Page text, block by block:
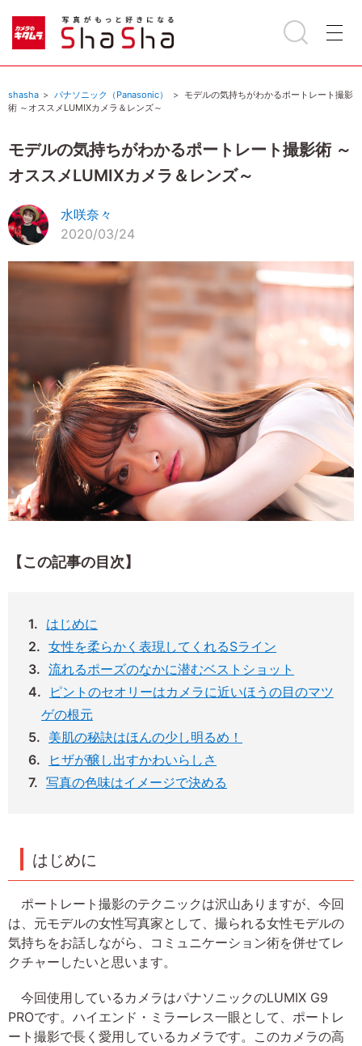
shasha パナソニック（Panasonic）
モデルの気持ちがわかるポートレート撮影
術 ～オススメLUMIXカメラ＆レンズ～
モデルの気持ちがわかるポートレート撮影術 ～
オススメLUMIXカメラ＆レンズ～
水咲奈々
2020/03/24
【この記事の目次】
はじめに
女性を柔らかく表現してくれるSライン
流れるポーズのなかに潜むベストショット
ピントのセオリーはカメラに近いほうの目のマツ
ゲの根元
美肌の秘訣はほんの少し明るめ！
ヒザが醸し出すかわいらしさ
写真の色味はイメージで決める
はじめに
ポートレート撮影のテクニックは沢山ありますが、今回
は、元モデルの女性写真家として、撮られる女性モデルの
気持ちをお話しながら、コミュニケーション術を併せてレ
クチャーしたいと思います。
今回使用しているカメラはパナソニックのLUMIX G9
PROです。ハイエンド・ミラーレス一眼として、ポートレ
ート撮影で長く愛用しているカメラです。このカメラの高